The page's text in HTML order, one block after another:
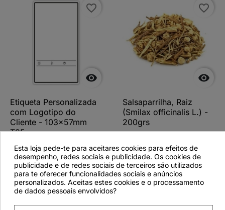

favorite_border
Etiqueta Personalizada
com Logotipo do
Cliente - 103x57mm
T25
Ver detalhes

favorite_border
Salsaparrilha, Raiz
(Smilax officinalis L.) -
200grs
Ver detalhes
Esta loja pede-te para aceitares cookies para efeitos de
desempenho, redes sociais e publicidade. Os cookies de
publicidade e de redes sociais de terceiros são utilizados
para te oferecer funcionalidades sociais e anúncios
personalizados. Aceitas estes cookies e o processamento
de dados pessoais envolvidos?